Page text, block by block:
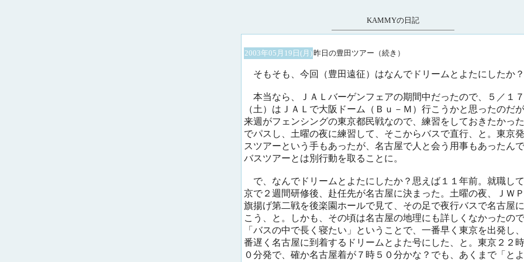
KAMMYの日記
2003年05月19日(月) 昨日の豊田ツアー（続き）
そもそも、今回（豊田遠征）はなんでドリームとよたにしたか？
本当なら、ＪＡＬバーゲンフェアの期間中だったので、５／１７
（土）はＪＡＬで大阪ドーム（Ｂｕ－Ｍ）行こうかと思ったのだが
来週がフェンシングの東京都民戦なので、練習をしておきたかっ
でパスし、土曜の夜に練習して、そこからバスで直行、と。東京
スツアーという手もあったが、名古屋で人と会う用事もあったんで
バスツアーとは別行動を取ることに。
で、なんでドリームとよたにしたか？思えば１１年前。就職し
京で２週間研修後、赴任先が名古屋に決まった。土曜の夜、ＪＷ
旗揚げ第二戦を後楽園ホールで見て、その足で夜行バスで名古屋
こう、と。しかも、その頃は名古屋の地理にも詳しくなかったので
「バスの中で長く寝たい」ということで、一番早く東京を出発し
番遅く名古屋に到着するドリームとよた号にした、と。東京２２時
０分発で、確か名古屋着が７時５０分かな？でも、あくまで「と